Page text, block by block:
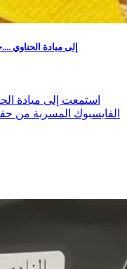
إلى ميادة
استمعت إلى ميادة
الفايسبوك المسربة من